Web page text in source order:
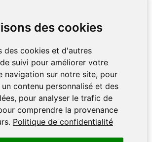
des cookies
des cookies et d'autres
suivi pour améliorer votre
navigation sur notre site, pour
contenu personnalisé et des
pour analyser le trafic de
comprendre la provenance
Politique de confidentialité